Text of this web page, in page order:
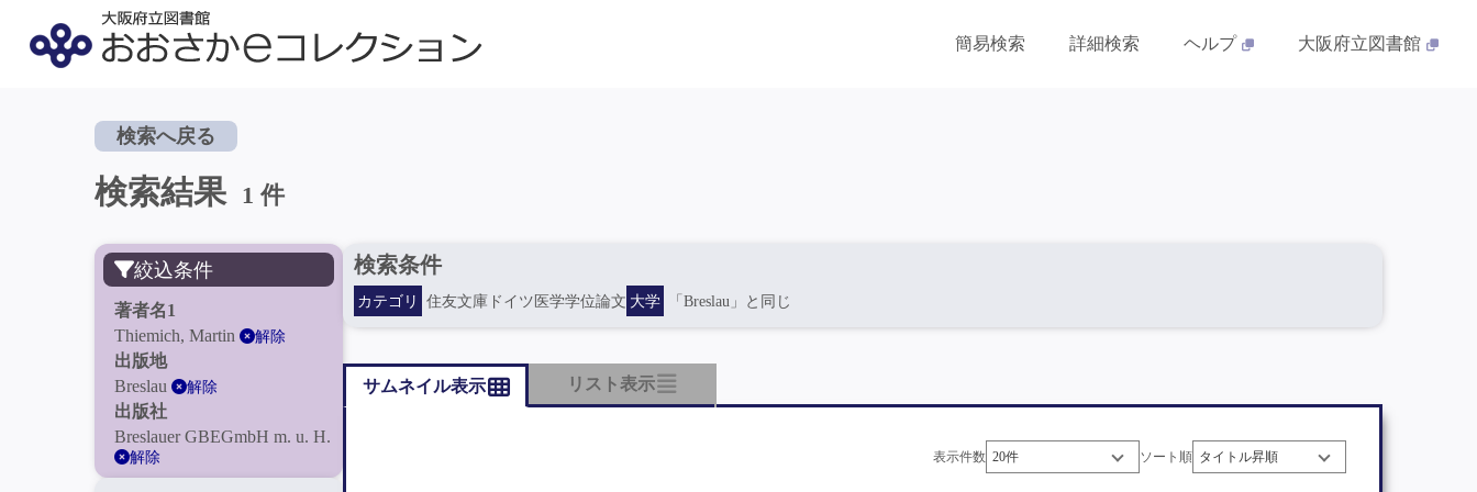
簡易検索 詳細検索 ヘルプ 大阪府立図書館
検索へ戻る
検索結果 1 件
絞込条件
著者名1
Thiemich, Martin
解除
出版地
Breslau
解除
出版社
Breslauer GBEGmbH m. u. H.
解除
検索条件
カテゴリ 住友文庫ドイツ医学学位論文 大学 「Breslau」と同じ
サムネイル表示 リスト表示
表示件数 ソート順